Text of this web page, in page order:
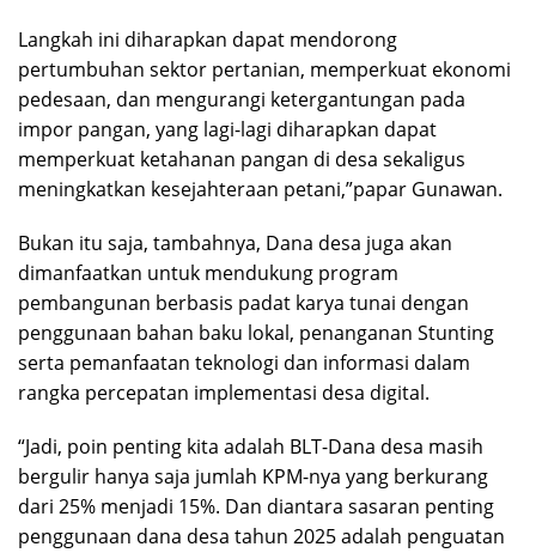
Langkah ini diharapkan dapat mendorong
pertumbuhan sektor pertanian, memperkuat ekonomi
pedesaan, dan mengurangi ketergantungan pada
impor pangan, yang lagi-lagi diharapkan dapat
memperkuat ketahanan pangan di desa sekaligus
meningkatkan kesejahteraan petani,”papar Gunawan.
Bukan itu saja, tambahnya, Dana desa juga akan
dimanfaatkan untuk mendukung program
pembangunan berbasis padat karya tunai dengan
penggunaan bahan baku lokal, penanganan Stunting
serta pemanfaatan teknologi dan informasi dalam
rangka percepatan implementasi desa digital.
“Jadi, poin penting kita adalah BLT-Dana desa masih
bergulir hanya saja jumlah KPM-nya yang berkurang
dari 25% menjadi 15%. Dan diantara sasaran penting
penggunaan dana desa tahun 2025 adalah penguatan